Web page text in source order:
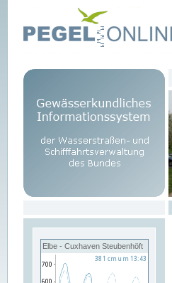
Elbe - Cuxhaven Steubenhöft